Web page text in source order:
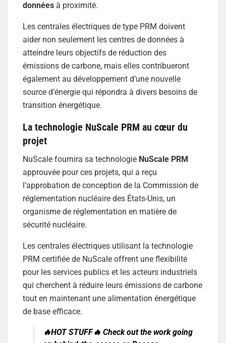
données à proximité.
Les centrales électriques de type PRM doivent
aider non seulement les centres de données à
atteindre leurs objectifs de réduction des
émissions de carbone, mais elles contribueront
également au développement d’une nouvelle
source d’énergie qui répondra à divers besoins de
transition énergétique.
La technologie NuScale PRM au cœur du
projet
NuScale fournira sa technologie NuScale PRM
approuvée pour ces projets, qui a reçu
l’approbation de conception de la Commission de
réglementation nucléaire des États-Unis, un
organisme de réglementation en matière de
sécurité nucléaire.
Les centrales électriques utilisant la technologie
PRM certifiée de NuScale offrent une flexibilité
pour les services publics et les acteurs industriels
qui cherchent à réduire leurs émissions de carbone
tout en maintenant une alimentation énergétique
de base efficace.
🔥HOT STUFF🔥 Check out the work going